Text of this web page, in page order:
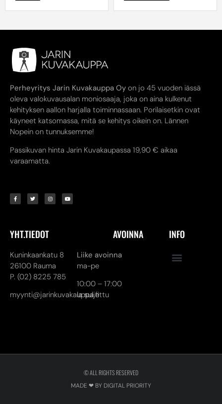
Perheyritys Jarin Kuvakauppa Oy on jo 45 vuoden iässä
oleva valokuvausalan moniosaaja, joka on aina kulkenut
kehityksen aallon harjalla toiminnassaan. Porilaisetkin ovat
käyneet katsomassa, mitä se kehitys oikein on. Lännen
Nopein on tunnuksemme!
Passikuvan hinta Jarin Kuvakaupassa 19,90 € aikaa
varaamatta.
YHT.TIEDOT
Kuninkaankatu 8
26100 Rauma
P. (02) 8225 785
myynti@jarinkuvakauppa.fi
AVOINNA
Liike avoinna
ma-pe
10:00 – 17:00
la suljettu
INFO
© ALL RIGHTS RESERVED
MADE ❤ BY DIGITAL PRIORITY